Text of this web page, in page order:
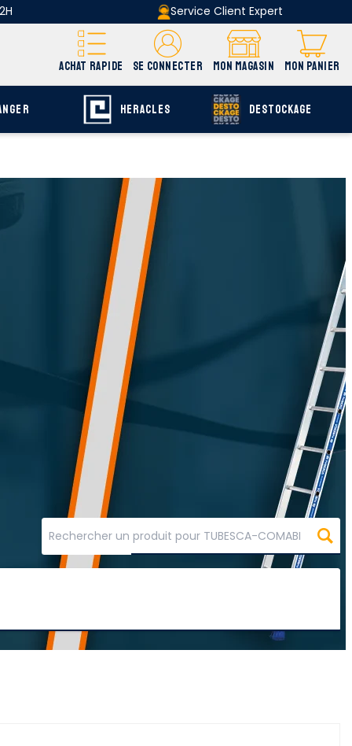
Service Client Expert
ACHAT RAPIDE SE CONNECTER MON MAGASIN MON PANIER
HERACLES DESTOCKAGE